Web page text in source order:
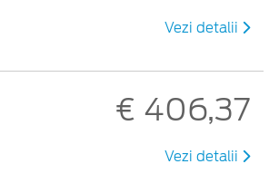
Vezi detalii
€ 406,37
Vezi detalii